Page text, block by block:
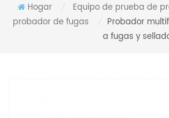
Hogar Equipo de prueba de
probador de fugas
Probador
a fugas y